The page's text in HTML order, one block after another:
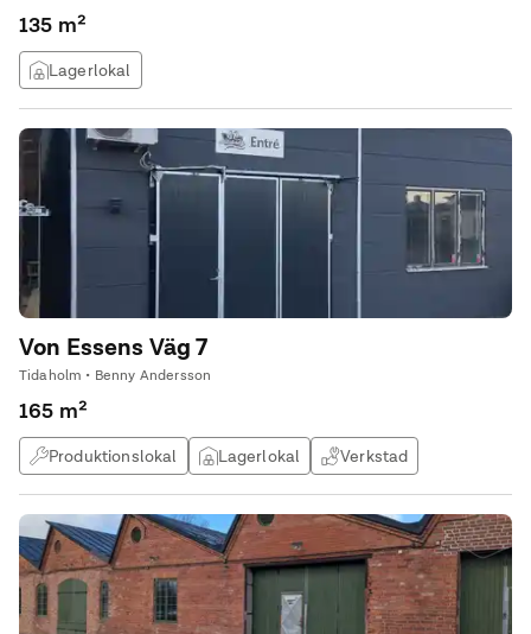
135 m²
Lagerlokal
Von Essens Väg 7
Tidaholm • Benny Andersson
165 m²
Produktionslokal Lagerlokal
Verkstad
Studio / atlejé